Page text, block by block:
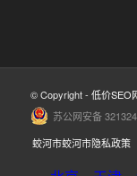
© Copyright - 低价SEO
苏公网安备
蛟河市蛟河市隐私政策